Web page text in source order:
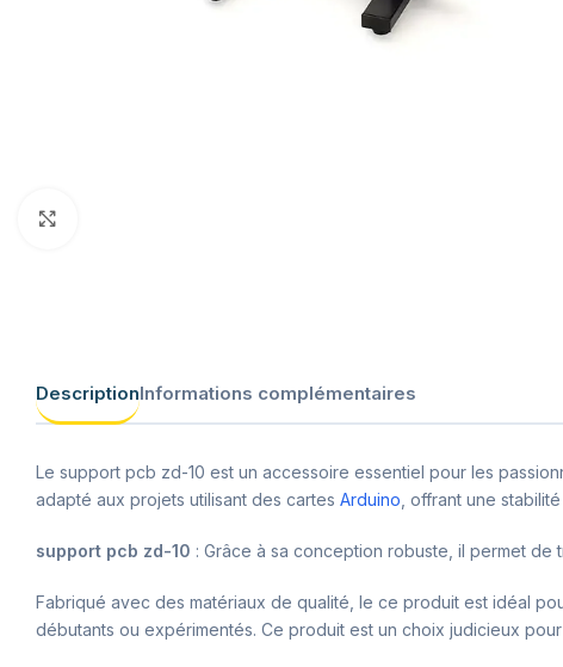
DescriptionInformations complémentaires
Le support pcb zd-10 est un accessoire essentiel pour les
adapté aux projets utilisant des cartes Arduino , offrant une
support pcb zd-10 : Grâce à sa conception robuste, il permet
Fabriqué avec des matériaux de qualité, le ce produit est idéal
débutants ou expérimentés. Ce produit est un choix judicieux